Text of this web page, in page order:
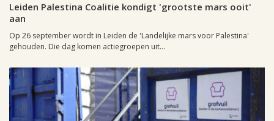
Leiden Palestina Coalitie kondigt 'grootste mars ooit'
aan
Op 26 september wordt in Leiden de 'Landelijke mars voor Palestina'
gehouden. Die dag komen actiegroepen uit...